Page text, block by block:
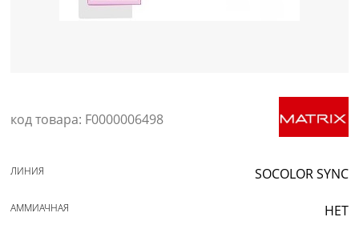
код товара: F0000006498
SOCOLOR SYNC
ЛИНИЯ
НЕТ
АММИАЧНАЯ